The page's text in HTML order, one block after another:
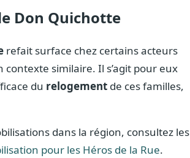
Don Quichotte
refait surface chez certains acteurs
similaire. Il s’agit pour eux
du relogement de ces familles,
dans la région, consultez les
pour les Héros de la Rue.